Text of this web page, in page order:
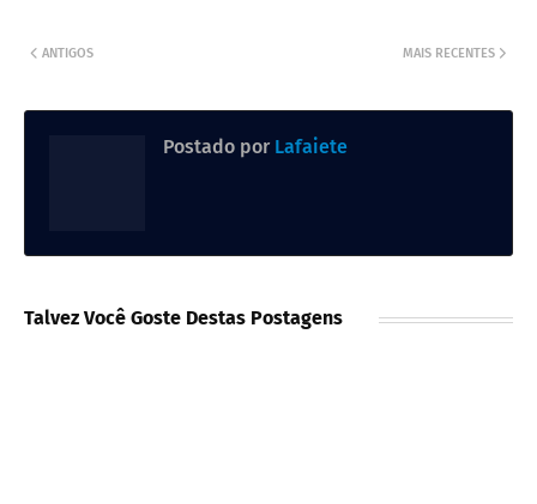
MAIS RECENTES
ANTIGOS
Postado por Lafaiete
Talvez Você Goste Destas Postagens